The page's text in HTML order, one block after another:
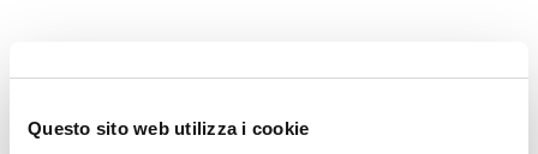
Questo sito web utilizza i cookie